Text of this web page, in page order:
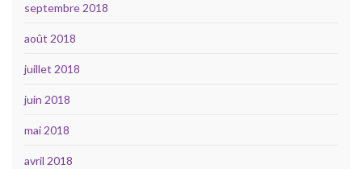
septembre 2018
août 2018
juillet 2018
juin 2018
mai 2018
avril 2018